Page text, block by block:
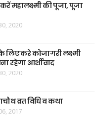
महालक्ष्मी की पूजा, पूजा
2020
लिए करे कोजागरी लक्ष्मी
रहेगा आर्शीवाद
2020
व्रत विधि व कथा
2017